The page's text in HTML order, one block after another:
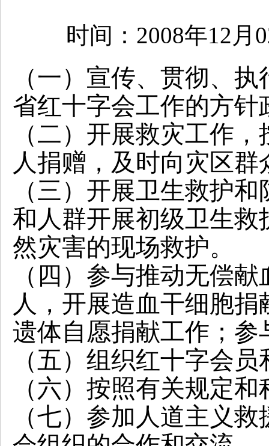
时间：2008年12月
（一）宣传、贯彻、
省红十字会工作的方
（二）开展救灾工作
人捐赠，及时向灾区
（三）开展卫生救护
和人群开展初级卫生
然灾害的现场救护。
（四）参与推动无偿
人，开展造血干细胞
遗体自愿捐献工作；
（五）组织红十字会
（六）按照有关规定
（七）参加人道主义